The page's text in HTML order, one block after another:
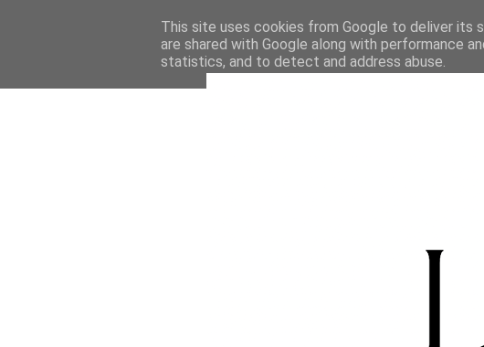
This site uses cookies from Google to deliver its
are shared with Google along with performance
statistics, and to detect and address abuse.